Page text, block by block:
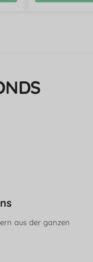
aus der ganzen